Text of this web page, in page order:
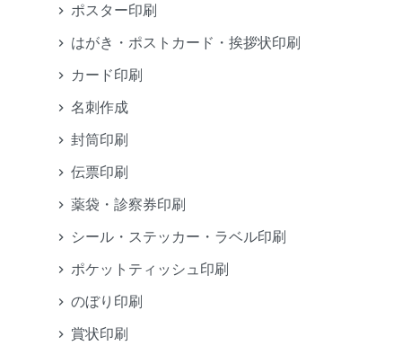
ポスター印刷
はがき・ポストカード・挨拶状印刷
カード印刷
名刺作成
封筒印刷
伝票印刷
薬袋・診察券印刷
シール・ステッカー・ラベル印刷
ポケットティッシュ印刷
のぼり印刷
賞状印刷